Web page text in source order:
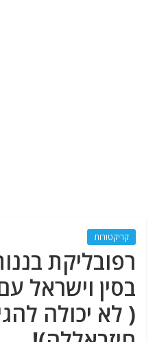
קריקטורות
רפובליקת
בסין וישראל
( לא יכולה